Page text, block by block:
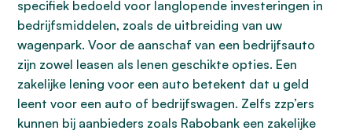
specifiek bedoeld voor langlopende investeringen in
bedrijfsmiddelen, zoals de uitbreiding van uw
wagenpark. Voor de aanschaf van een bedrijfsauto
zijn zowel leasen als lenen geschikte opties. Een
zakelijke lening voor een auto betekent dat u geld
leent voor een auto of bedrijfswagen. Zelfs zzp’ers
kunnen bij aanbieders zoals Rabobank een zakelijke